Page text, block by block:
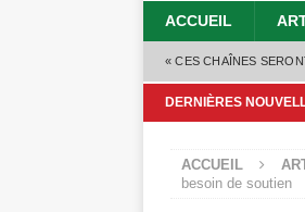
ACCUEIL
« CES CHAÎNES
DERNIÈRES
ACCUEIL
besoin de soutien